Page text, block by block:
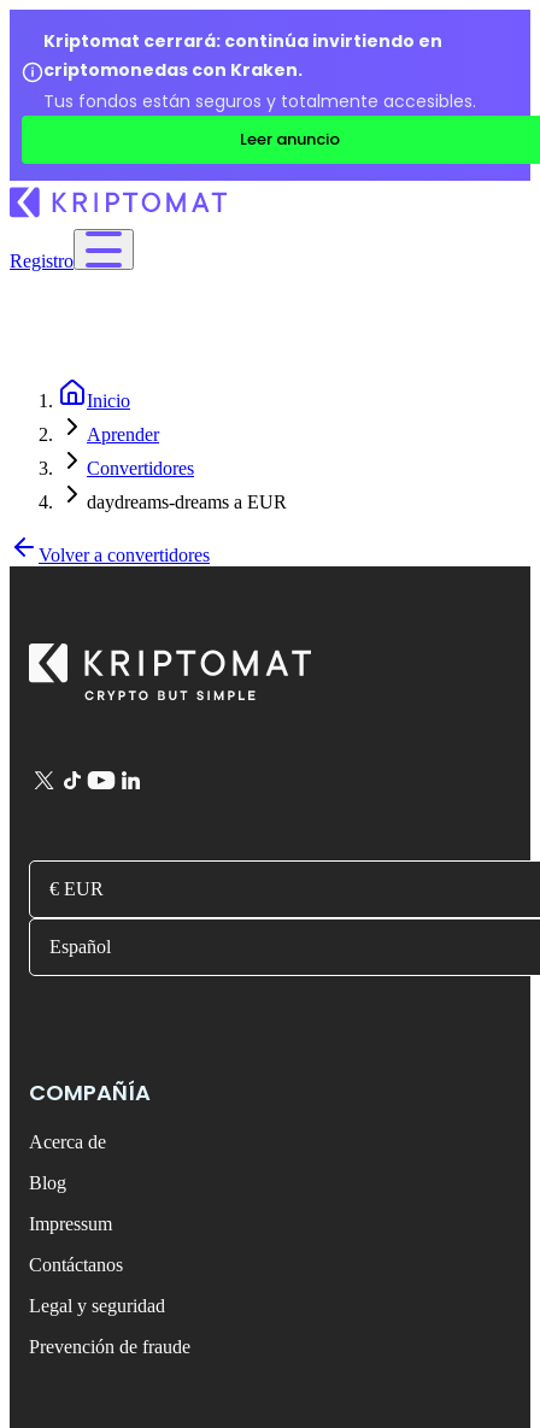
Kriptomat cerrará: continúa invirtiendo en
criptomonedas con Kraken.
Tus fondos están seguros y totalmente accesibles.
Leer anuncio
Registro
Inicio
Aprender
Convertidores
daydreams-dreams a EUR
Volver a convertidores
€ EUR
Español
COMPAÑÍA
Acerca de
Blog
Impressum
Contáctanos
Legal y seguridad
Prevención de fraude